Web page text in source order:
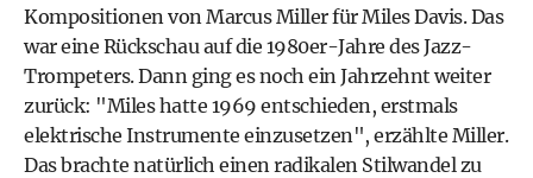
Kompositionen von Marcus Miller für Miles Davis. Das
war eine Rückschau auf die 1980er-Jahre des Jazz-
Trompeters. Dann ging es noch ein Jahrzehnt weiter
zurück: "Miles hatte 1969 entschieden, erstmals
elektrische Instrumente einzusetzen", erzählte Miller.
Das brachte natürlich einen radikalen Stilwandel zu